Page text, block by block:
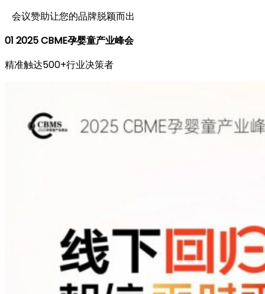
会议赞助让您的品牌脱颖而出
01 2025 CBME孕婴童产业峰会
精准触达500+行业决策者